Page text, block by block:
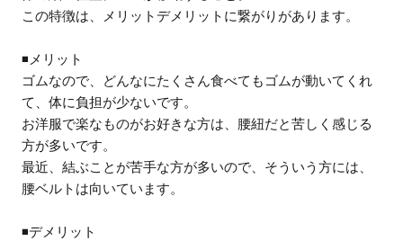
この特徴は、メリットデメリットに繋がりがあります。
◾️メリット
ゴムなので、どんなにたくさん食べてもゴムが動いてくれ
て、体に負担が少ないです。
お洋服で楽なものがお好きな方は、腰紐だと苦しく感じる
方が多いです。
最近、結ぶことが苦手な方が多いので、そういう方には、
腰ベルトは向いています。
◾️デメリット